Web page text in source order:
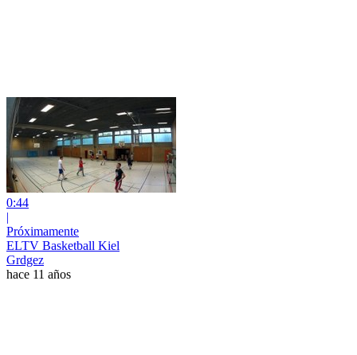
0:44
|
Próximamente
ELTV Basketball Kiel
Grdgez
hace 11 años